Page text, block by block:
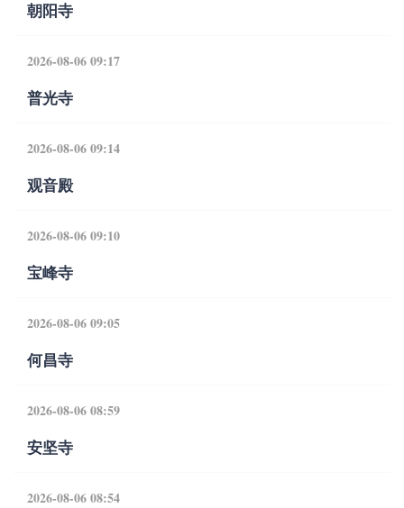
朝阳寺
2026-08-06 09:17
普光寺
2026-08-06 09:14
观音殿
2026-08-06 09:10
宝峰寺
2026-08-06 09:05
何昌寺
2026-08-06 08:59
安坚寺
2026-08-06 08:54